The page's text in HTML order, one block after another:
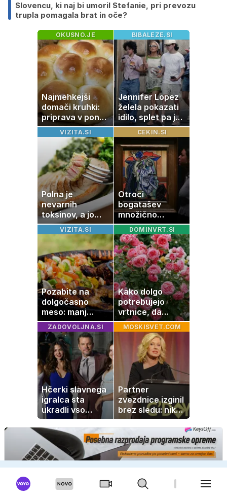
Slovencu, ki naj bi umoril Stefanie, pri prevozu
trupla pomagala brat in oče?
OKUSNO.JE
Najmehkejši
domači kruhki:
priprava v ponvi
je trik za popoln
rezultat
BIBALEZE.SI
Jennifer Lopez
želela pokazati
idilo, splet pa je
razburila ena
stvar
VIZITA.SI
Polna je
nevarnih
toksinov, a jo
imamo vsi radi:
to je najbolj
nezdrava riba, ki
jo mnogi redno
uživajo
CEKIN.SI
Otroci
bogatašev
množično
prodajajo
družinske
zbirke: raje imajo
denar kot
umetnine
VIZITA.SI
Pozabite na
dolgočasno
meso: manj
maščobe, več
svežine
DOMINVRT.SI
Kako dolgo
potrebujejo
vrtnice, da
zrastejo? Vse o
rasti, cvetenju in
negi vrtnic
ZADOVOLJNA.SI
Hčerki slavnega
igralca sta
ukradli vso
pozornost
MOSKISVET.COM
Partner
zvezdnice izginil
brez sledu: nikoli
ga niso našli,
nato je prišla še
ena tragedija